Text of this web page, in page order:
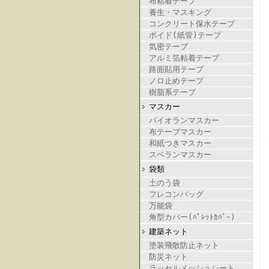
養生・マスキング
コンクリート保水テープ
ボイド(紙管)テープ
気密テープ
アルミ箔粘着テープ
路面貼用テープ
ノロ止めテープ
樹脂系テープ
マスカー
パイオランマスカー
布テープマスカー
和紙つきマスカー
スベランマスカー
袋類
土のう袋
フレコンバッグ
万能袋
角型カバー(ﾊﾟﾚｯﾄｶﾊﾞｰ)
建築ネット
塗装飛散防止ネット
防災ネット